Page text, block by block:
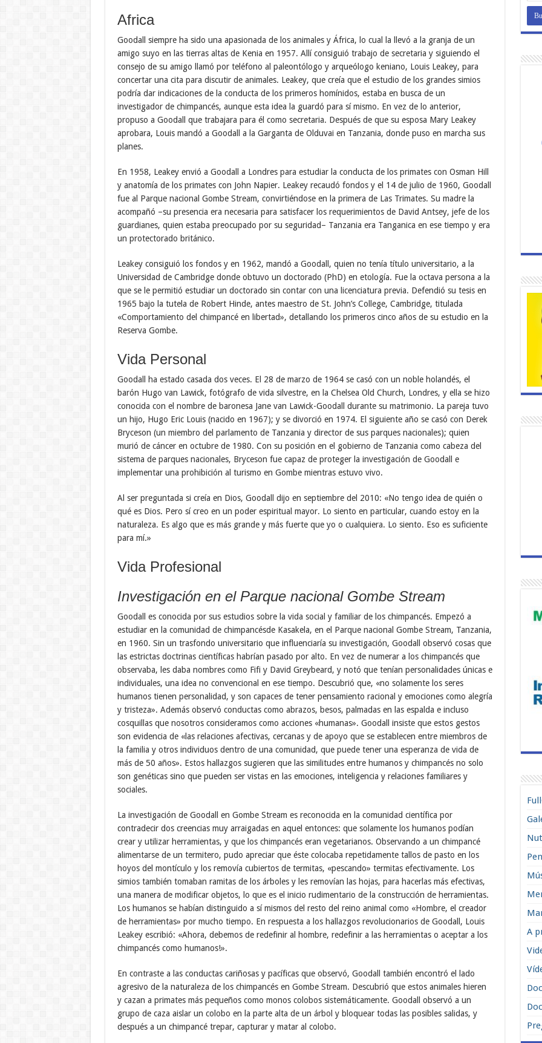
Africa
Goodall siempre ha sido una apasionada de los animales y África, lo cual la llevó a la granja de un
amigo suyo en las tierras altas de Kenia en 1957. Allí consiguió trabajo de secretaria y siguiendo el
consejo de su amigo llamó por teléfono al paleontólogo y arqueólogo keniano, Louis Leakey, para
concertar una cita para discutir de animales. Leakey, que creía que el estudio de los grandes simios
podría dar indicaciones de la conducta de los primeros homínidos, estaba en busca de un
investigador de chimpancés, aunque esta idea la guardó para sí mismo. En vez de lo anterior,
propuso a Goodall que trabajara para él como secretaria. Después de que su esposa Mary Leakey
aprobara, Louis mandó a Goodall a la Garganta de Olduvai en Tanzania, donde puso en marcha sus
planes.
En 1958, Leakey envió a Goodall a Londres para estudiar la conducta de los primates con Osman Hill
y anatomía de los primates con John Napier. Leakey recaudó fondos y el 14 de julio de 1960, Goodall
fue al Parque nacional Gombe Stream, convirtiéndose en la primera de Las Trimates. Su madre la
acompañó –su presencia era necesaria para satisfacer los requerimientos de David Antsey, jefe de los
guardianes, quien estaba preocupado por su seguridad– Tanzania era Tanganica en ese tiempo y era
un protectorado británico.
Leakey consiguió los fondos y en 1962, mandó a Goodall, quien no tenía título universitario, a la
Universidad de Cambridge donde obtuvo un doctorado (PhD) en etología. Fue la octava persona a la
que se le permitió estudiar un doctorado sin contar con una licenciatura previa. Defendió su tesis en
1965 bajo la tutela de Robert Hinde, antes maestro de St. John’s College, Cambridge, titulada
«Comportamiento del chimpancé en libertad», detallando los primeros cinco años de su estudio en la
Reserva Gombe.
Vida Personal
Goodall ha estado casada dos veces. El 28 de marzo de 1964 se casó con un noble holandés, el
barón Hugo van Lawick, fotógrafo de vida silvestre, en la Chelsea Old Church, Londres, y ella se hizo
conocida con el nombre de baronesa Jane van Lawick-Goodall durante su matrimonio. La pareja tuvo
un hijo, Hugo Eric Louis (nacido en 1967); y se divorció en 1974. El siguiente año se casó con Derek
Bryceson (un miembro del parlamento de Tanzania y director de sus parques nacionales); quien
murió de cáncer en octubre de 1980. Con su posición en el gobierno de Tanzania como cabeza del
sistema de parques nacionales, Bryceson fue capaz de proteger la investigación de Goodall e
implementar una prohibición al turismo en Gombe mientras estuvo vivo.
Al ser preguntada si creía en Dios, Goodall dijo en septiembre del 2010: «No tengo idea de quién o
qué es Dios. Pero sí creo en un poder espiritual mayor. Lo siento en particular, cuando estoy en la
naturaleza. Es algo que es más grande y más fuerte que yo o cualquiera. Lo siento. Eso es suficiente
para mí.»
Vida Profesional
Investigación en el Parque nacional Gombe Stream
Goodall es conocida por sus estudios sobre la vida social y familiar de los chimpancés. Empezó a
estudiar en la comunidad de chimpancésde Kasakela, en el Parque nacional Gombe Stream, Tanzania,
en 1960. Sin un trasfondo universitario que influenciaría su investigación, Goodall observó cosas que
las estrictas doctrinas científicas habrían pasado por alto. En vez de numerar a los chimpancés que
observaba, les daba nombres como Fifi y David Greybeard, y notó que tenían personalidades únicas e
individuales, una idea no convencional en ese tiempo. Descubrió que, «no solamente los seres
humanos tienen personalidad, y son capaces de tener pensamiento racional y emociones como alegría
y tristeza». Además observó conductas como abrazos, besos, palmadas en las espalda e incluso
cosquillas que nosotros consideramos como acciones «humanas». Goodall insiste que estos gestos
son evidencia de «las relaciones afectivas, cercanas y de apoyo que se establecen entre miembros de
la familia y otros individuos dentro de una comunidad, que puede tener una esperanza de vida de
más de 50 años». Estos hallazgos sugieren que las similitudes entre humanos y chimpancés no solo
son genéticas sino que pueden ser vistas en las emociones, inteligencia y relaciones familiares y
sociales.
La investigación de Goodall en Gombe Stream es reconocida en la comunidad científica por
contradecir dos creencias muy arraigadas en aquel entonces: que solamente los humanos podían
crear y utilizar herramientas, y que los chimpancés eran vegetarianos. Observando a un chimpancé
alimentarse de un termitero, pudo apreciar que éste colocaba repetidamente tallos de pasto en los
hoyos del montículo y los removía cubiertos de termitas, «pescando» termitas efectivamente. Los
simios también tomaban ramitas de los árboles y les removían las hojas, para hacerlas más efectivas,
una manera de modificar objetos, lo que es el inicio rudimentario de la construcción de herramientas.
Los humanos se habían distinguido a sí mismos del resto del reino animal como «Hombre, el creador
de herramientas» por mucho tiempo. En respuesta a los hallazgos revolucionarios de Goodall, Louis
Leakey escribió: «Ahora, debemos de redefinir al hombre, redefinir a las herramientas o aceptar a los
chimpancés como humanos!».
En contraste a las conductas cariñosas y pacíficas que observó, Goodall también encontró el lado
agresivo de la naturaleza de los chimpancés en Gombe Stream. Descubrió que estos animales hieren
y cazan a primates más pequeños como monos colobos sistemáticamente. Goodall observó a un
grupo de caza aislar un colobo en la parte alta de un árbol y bloquear todas las posibles salidas, y
después a un chimpancé trepar, capturar y matar al colobo.
A